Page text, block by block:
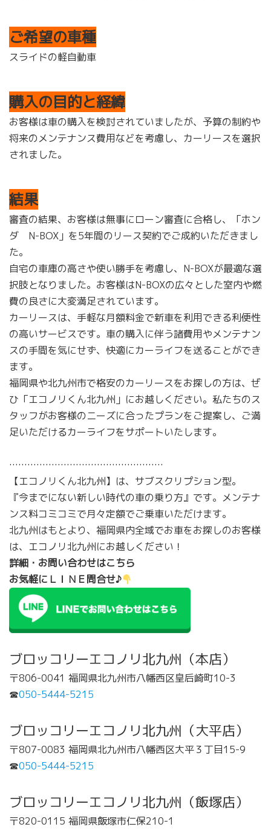
ご希望の車種
スライドの軽自動車
購入の目的と経緯
お客様は車の購入を検討されていましたが、予算の制約や
将来のメンテナンス費用などを考慮し、カーリースを選択
されました。
結果
審査の結果、お客様は無事にローン審査に合格し、「ホン
ダ N-BOX」を5年間のリース契約でご成約いただきまし
た。
自宅の車庫の高さや使い勝手を考慮し、N-BOXが最適な選
択肢となりました。お客様はN-BOXの広々とした室内や燃
費の良さに大変満足されています。
カーリースは、手軽な月額料金で新車を利用できる利便性
の高いサービスです。車の購入に伴う諸費用やメンテナン
スの手間を気にせず、快適にカーライフを送ることができ
ます。
福岡県や北九州市で格安のカーリースをお探しの方は、ぜ
ひ「エコノリくん北九州」にお越しください。私たちのス
タッフがお客様のニーズに合ったプランをご提案し、ご満
足いただけるカーライフをサポートいたします。
……………………………………………
【エコノリくん北九州】は、サブスクリプション型。
『今までにない新しい時代の車の乗り方』です。メンテナ
ンス料コミコミで月々定額でご乗車いただけます。
北九州はもとより、福岡県内全域でお車をお探しのお客様
は、エコノリ北九州にお越しください！
詳細・お問い合わせはこちら
お気軽にＬＩＮＥ問合せ♪
ブロッコリーエコノリ北九州（本店）
〒806-0041 福岡県北九州市八幡西区皇后崎町10-3
☎050-5444-5215
ブロッコリーエコノリ北九州（大平店）
〒807-0083 福岡県北九州市八幡西区大平３丁目15-9
☎050-5444-5215
ブロッコリーエコノリ北九州（飯塚店）
〒820-0115 福岡県飯塚市仁保210-1